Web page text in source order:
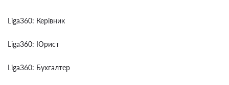
Liga360: Керівник
Liga360: Юрист
Liga360: Бухгалтер